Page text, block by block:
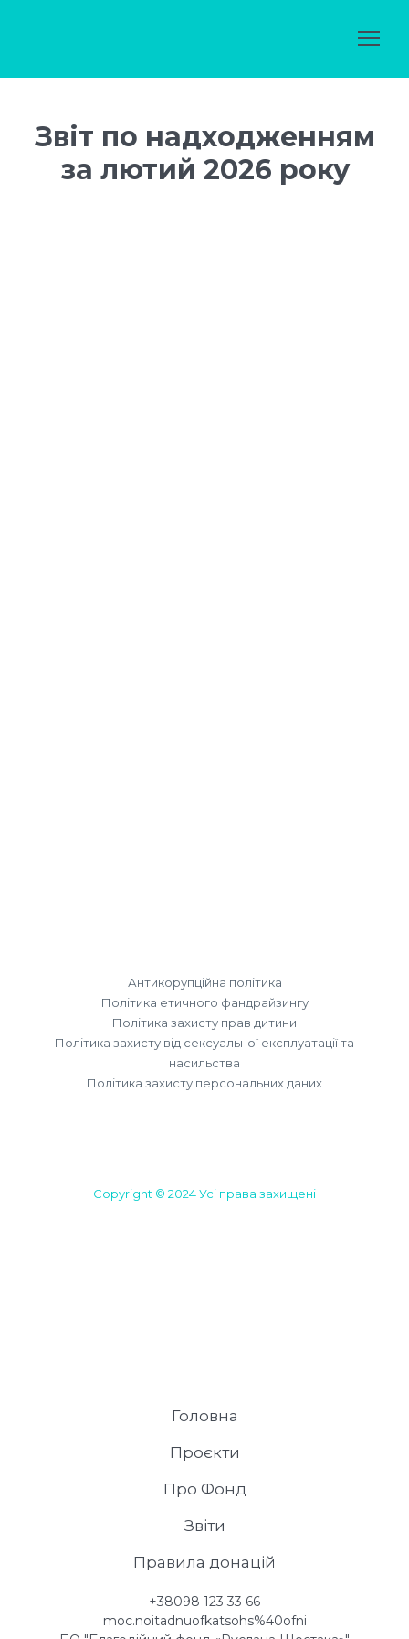
Звіт по надходженням
за лютий 2026 року
Антикорупційна політика
Політика етичного фандрайзингу
Політика захисту прав дитини
Політика захисту від сексуальної експлуатації та
насильства
Політика захисту персональних даних
Copyright © 2024 Усі права захищені
Головна
Проєкти
Про Фонд
Звіти
Правила донацій
+38098 123 33 66
moc.noitadnuofkatsohs%40ofni